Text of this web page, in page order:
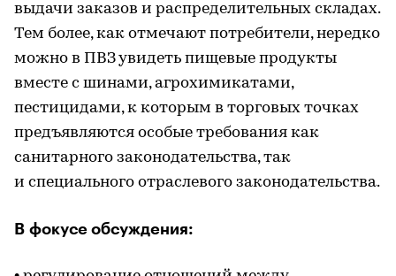
выдачи заказов и распределительных складах.
Тем более, как отмечают потребители, нередко
можно в ПВЗ увидеть пищевые продукты
вместе с шинами, агрохимикатами,
пестицидами, к которым в торговых точках
предъявляются особые требования как
санитарного законодательства, так
и специального отраслевого законодательства.
В фокусе обсуждения: